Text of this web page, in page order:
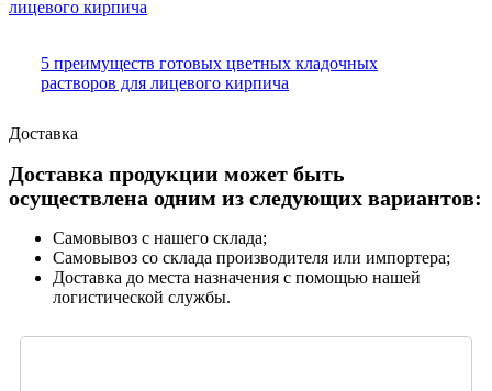
5 преимуществ готовых цветных кладочных
растворов для лицевого кирпича
Доставка
Доставка продукции может быть
осуществлена одним из следующих вариантов:
Самовывоз с нашего склада;
Самовывоз со склада производителя или импортера;
Доставка до места назначения с помощью нашей
логистической службы.